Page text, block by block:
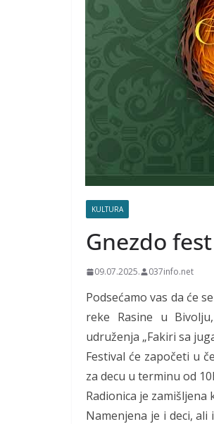
KULTURA
Gnezdo
09.07.2025. 037info.net
Podsećamo vas da će
reke Rasine u
udruženja „Fakiri sa
Festival će započeti u
za decu u terminu od
Radionica je
Namenjena je i deci,